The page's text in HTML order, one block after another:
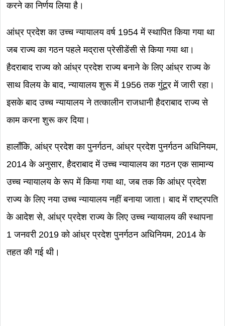
करने का निर्णय लिया है।
आंध्र प्रदेश का उच्च न्यायालय वर्ष 1954 में स्थापित किया गया था
जब राज्य का गठन पहले मद्रास प्रेसीडेंसी से किया गया था।
हैदराबाद राज्य को आंध्र प्रदेश राज्य बनाने के लिए आंध्र राज्य के
साथ विलय के बाद, न्यायालय शुरू में 1956 तक गुंटूर में जारी रहा।
इसके बाद उच्च न्यायालय ने तत्कालीन राजधानी हैदराबाद राज्य से
काम करना शुरू कर दिया।
हालाँकि, आंध्र प्रदेश का पुनर्गठन, आंध्र प्रदेश पुनर्गठन अधिनियम,
2014 के अनुसार, हैदराबाद में उच्च न्यायालय का गठन एक सामान्य
उच्च न्यायालय के रूप में किया गया था, जब तक कि आंध्र प्रदेश
राज्य के लिए नया उच्च न्यायालय नहीं बनाया जाता। बाद में राष्ट्रपति
के आदेश से, आंध्र प्रदेश राज्य के लिए उच्च न्यायालय की स्थापना
1 जनवरी 2019 को आंध्र प्रदेश पुनर्गठन अधिनियम, 2014 के
तहत की गई थी।